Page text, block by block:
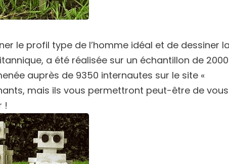
le profil type de l’homme idéal et de dessiner
a été réalisée sur un échantillon de 2000
auprès de 9350 internautes sur le site «
mais ils vous permettront peut-être de vous
!